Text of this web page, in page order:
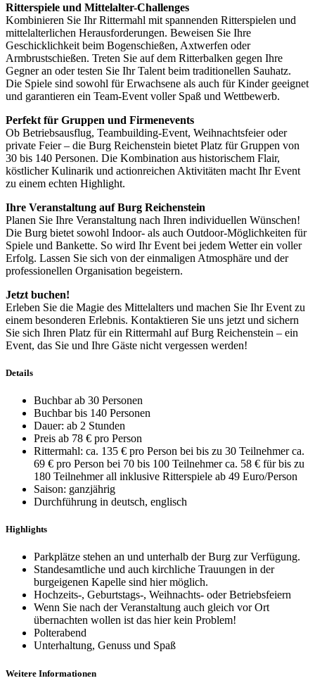
Ritterspiele und Mittelalter-Challenges
Kombinieren Sie Ihr Rittermahl mit spannenden Ritterspielen und
mittelalterlichen Herausforderungen. Beweisen Sie Ihre
Geschicklichkeit beim Bogenschießen, Axtwerfen oder
Armbrustschießen. Treten Sie auf dem Ritterbalken gegen Ihre
Gegner an oder testen Sie Ihr Talent beim traditionellen Sauhatz.
Die Spiele sind sowohl für Erwachsene als auch für Kinder geeignet
und garantieren ein Team-Event voller Spaß und Wettbewerb.
Perfekt für Gruppen und Firmenevents
Ob Betriebsausflug, Teambuilding-Event, Weihnachtsfeier oder
private Feier – die Burg Reichenstein bietet Platz für Gruppen von
30 bis 140 Personen. Die Kombination aus historischem Flair,
köstlicher Kulinarik und actionreichen Aktivitäten macht Ihr Event
zu einem echten Highlight.
Ihre Veranstaltung auf Burg Reichenstein
Planen Sie Ihre Veranstaltung nach Ihren individuellen Wünschen!
Die Burg bietet sowohl Indoor- als auch Outdoor-Möglichkeiten für
Spiele und Bankette. So wird Ihr Event bei jedem Wetter ein voller
Erfolg. Lassen Sie sich von der einmaligen Atmosphäre und der
professionellen Organisation begeistern.
Jetzt buchen!
Erleben Sie die Magie des Mittelalters und machen Sie Ihr Event zu
einem besonderen Erlebnis. Kontaktieren Sie uns jetzt und sichern
Sie sich Ihren Platz für ein Rittermahl auf Burg Reichenstein – ein
Event, das Sie und Ihre Gäste nicht vergessen werden!
Details
Buchbar ab 30 Personen
Buchbar bis 140 Personen
Dauer: ab 2 Stunden
Preis ab 78 € pro Person
Rittermahl: ca. 135 € pro Person bei bis zu 30 Teilnehmer ca.
69 € pro Person bei 70 bis 100 Teilnehmer ca. 58 € für bis zu
180 Teilnehmer all inklusive Ritterspiele ab 49 Euro/Person
Saison: ganzjährig
Durchführung in deutsch, englisch
Highlights
Parkplätze stehen an und unterhalb der Burg zur Verfügung.
Standesamtliche und auch kirchliche Trauungen in der
burgeigenen Kapelle sind hier möglich.
Hochzeits-, Geburtstags-, Weihnachts- oder Betriebsfeiern
Wenn Sie nach der Veranstaltung auch gleich vor Ort
übernachten wollen ist das hier kein Problem!
Polterabend
Unterhaltung, Genuss und Spaß
Weitere Informationen